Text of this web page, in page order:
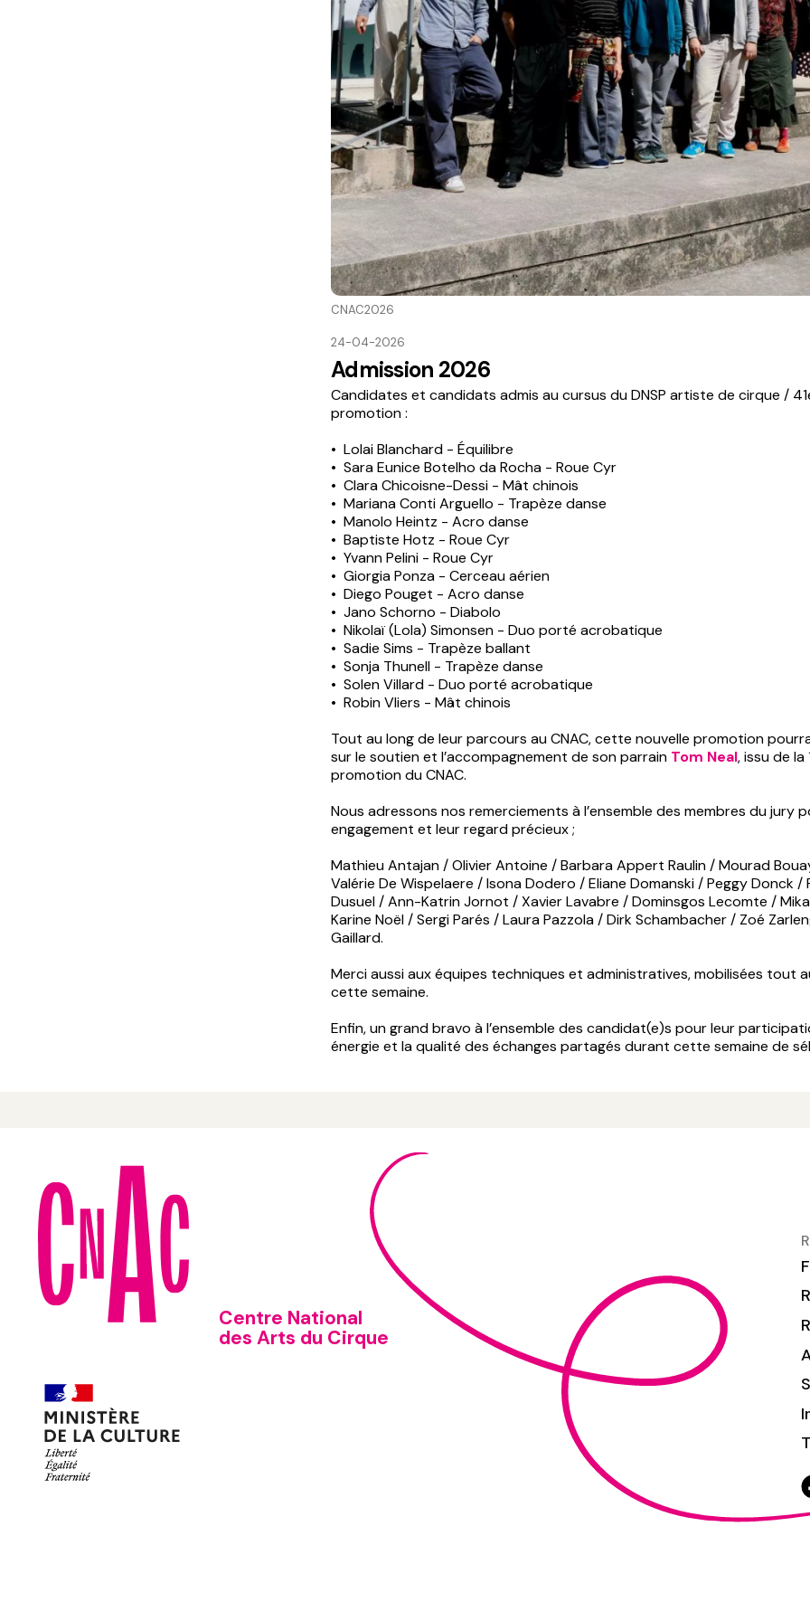
CNAC2026
24-04-2026
Admission 2026
Candidates et candidats admis au cursus du DNSP artiste de cirque /
promotion :
•⁠ ⁠Lolai Blanchard - Équilibre
•⁠ ⁠Sara Eunice Botelho da Rocha - Roue Cyr
•⁠ ⁠Clara Chicoisne-Dessi - Mât chinois
•⁠ ⁠Mariana Conti Arguello - Trapèze danse
•⁠ ⁠Manolo Heintz - Acro danse
•⁠ ⁠Baptiste Hotz - Roue Cyr
•⁠ ⁠Yvann Pelini - Roue Cyr
•⁠ ⁠Giorgia Ponza - Cerceau aérien
•⁠ ⁠Diego Pouget - Acro danse
•⁠ ⁠Jano Schorno - Diabolo
•⁠ ⁠Nikolaï (Lola) Simonsen - Duo porté acrobatique
•⁠ ⁠Sadie Sims - Trapèze ballant
•⁠ ⁠Sonja Thunell - Trapèze danse
•⁠ ⁠Solen Villard - Duo porté acrobatique
•⁠ ⁠Robin Vliers - Mât chinois
Tout au long de leur parcours au CNAC, cette nouvelle promotion
sur le soutien et l’accompagnement de son parrain Tom Neal, issu de la
promotion du CNAC.
Nous adressons nos remerciements à l’ensemble des membres du jury
engagement et leur regard précieux ;
Mathieu Antajan / Olivier Antoine / Barbara Appert Raulin / Mourad
Valérie De Wispelaere / Isona Dodero / Eliane Domanski / Peggy Donck /
Dusuel / Ann-Katrin Jornot / Xavier Lavabre / Dominsgos Lecomte /
Karine Noël / Sergi Parés / Laura Pazzola / Dirk Schambacher / Zoé
Gaillard.
Merci aussi aux équipes techniques et administratives, mobilisées tout
cette semaine.
Enfin, un grand bravo à l’ensemble des candidat(e)s pour leur
énergie et la qualité des échanges partagés durant cette semaine de
Centre National
des Arts du Cirque